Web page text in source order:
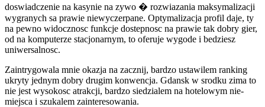
doswiadczenie na kasynie na zywo � rozwiazania maksymalizacji
wygranych sa prawie niewyczerpane. Optymalizacja profil daje, ty
na pewno widocznosc funkcje dostepnosc na prawie tak dobry gier,
od na komputerze stacjonarnym, to oferuje wygode i bedziesz
uniwersalnosc.
Zaintrygowala mnie okazja na zacznij, bardzo ustawilem ranking
ukryty jednym dobry drugim konwencja. Gdansk w srodku zima to
nie jest wysokosc atrakcji, bardzo siedzialem na hotelowym nie-
miejsca i szukalem zainteresowania.